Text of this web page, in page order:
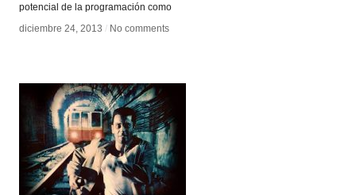
potencial de la programación como
diciembre 24, 2013 / No comments
diciembre 24, 2013 / No comments